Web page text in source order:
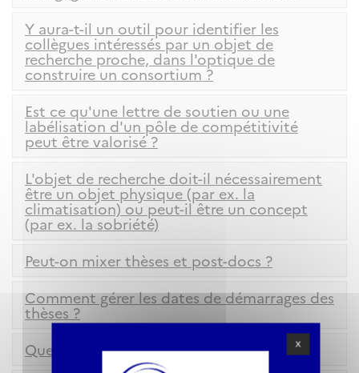
Y aura-t-il un outil pour identifier les
collègues intéressés par un objet de
recherche proche, dans l'optique de
construire un consortium ?
Est ce qu'une lettre de soutien ou une
labélisation d'un pôle de compétitivité
peut être valorisé ?
L'objet de recherche doit-il nécessairement
être un objet physique (par ex. la
climatisation) ou peut-il être un concept
(par ex. la sobriété)
Peut-on mixer thèses et post-docs ?
Comment gérer les dates de démarrages des
thèses ?
Quel rôle pour les partenaires ?
X